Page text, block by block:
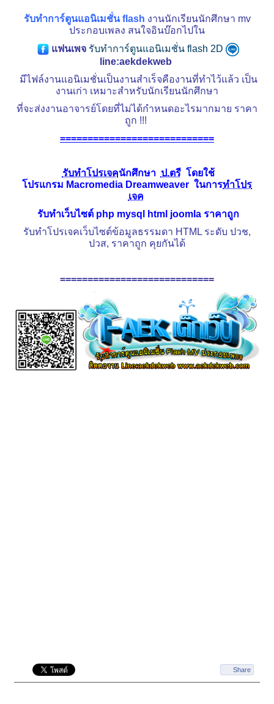
รับทำการ์ตูนแอนิเมชั่น flash งานนักเรียนนักศึกษา mv
ประกอบเพลง สนใจอินบ๊อกไปใน
แฟนเพจ รับทําการ์ตูนแอนิเมชั่น flash 2D
line:aekdekweb
มีไฟล์งานแอนิเมชั่นเป็นงานสำเร็จคืองานที่ทำไว้แล้ว เป็น
งานเก่า เหมาะสำหรับนักเรียนนักศึกษา
ที่จะส่งงานอาจารย์โดยที่ไม่ได้กำหนดอะไรมากมาย ราคา
ถูก !!!
============================
รับทำโปรเจคนักศึกษา ป.ตรีโดยใช้
โปรแกรม Macromedia Dreamweaver ในการทำโปร
เจค
รับทำเว็บไซต์ php mysql html joomla ราคาถูก
รับทำโปรเจคเว็บไซต์ข้อมูลธรรมดา HTML ระดับ ปวช,
ปวส, ราคาถูก คุยกันได้
============================
Share